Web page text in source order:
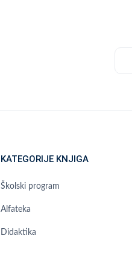
KATEGORIJE KNJIGA
Školski program
Alfateka
Didaktika